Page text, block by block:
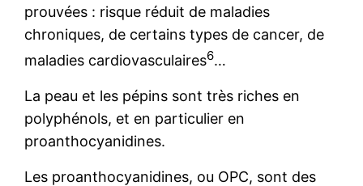
prouvées : risque réduit de maladies
chroniques, de certains types de cancer, de
maladies cardiovasculaires6…
La peau et les pépins sont très riches en
polyphénols, et en particulier en
proanthocyanidines.
Les proanthocyanidines, ou OPC, sont des